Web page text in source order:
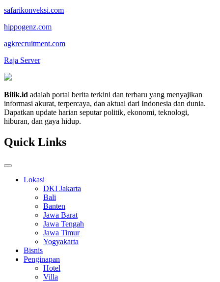
safarikonveksi.com
hippogenz.com
agkrecruitment.com
Raja Server
Bilik.id adalah portal berita terkini dan terbaru yang menyajikan
informasi akurat, terpercaya, dan aktual dari Indonesia dan dunia.
Dapatkan update harian seputar politik, ekonomi, teknologi,
hiburan, dan gaya hidup.
Quick Links
Lokasi
DKI Jakarta
Bali
Banten
Jawa Barat
Jawa Tengah
Jawa Timur
Yogyakarta
Bisnis
Penginapan
Hotel
Villa